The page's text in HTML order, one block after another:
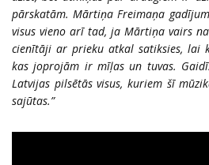
pārskatām. Mārtiņa Freimaņa
visus vieno arī tad, ja Mārtiņa vairs
cienītāji ar prieku atkal satiksies, lai
kas joprojām ir mīļas un tuvas.
Latvijas pilsētās visus, kuriem šī
sajūtas.”